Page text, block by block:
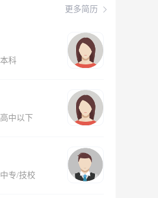
更多简历
本科
高中以下
中专/技校